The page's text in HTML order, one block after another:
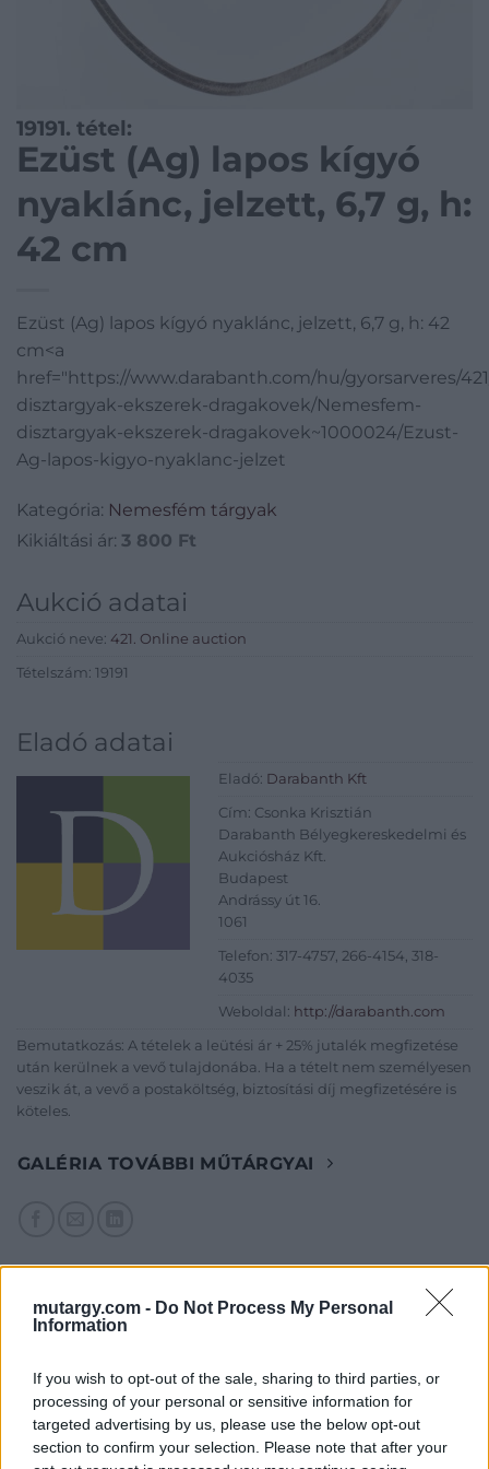
mutargy.com - Do Not Process My Personal
Information
If you wish to opt-out of the sale, sharing to third parties, or
processing of your personal or sensitive information for
targeted advertising by us, please use the below opt-out
section to confirm your selection. Please note that after your
19191. tétel:
Ezüst (Ag) lapos kígyó
nyaklánc, jelzett, 6,7 g, h:
42 cm
Ezüst (Ag) lapos kígyó nyaklánc, jelzett, 6,7 g, h: 42
cm<a
href="https://www.darabanth.com/hu/gyorsarveres/
disztargyak-ekszerek-dragakovek/Nemesfem-
disztargyak-ekszerek-dragakovek~1000024/Ezust-
Ag-lapos-kigyo-nyaklanc-jelzet
Kategória: Nemesfém tárgyak
Kikiáltási ár: 3 800 Ft
Aukció adatai
Aukció neve: 421. Online auction
Tételszám: 19191
Eladó adatai
Eladó: Darabanth Kft
Cím: Csonka Krisztián
Darabanth Bélyegkereskedelmi és
Aukciósház Kft.
Budapest
Andrássy út 16.
1061
Telefon: 317-4757, 266-4154, 318-
4035
Weboldal: http://darabanth.com
Bemutatkozás: A tételek a leütési ár + 25% jutalék megfizetése
után kerülnek a vevő tulajdonába. Ha a tételt nem személyesen
veszik át, a vevő a postaköltség, biztosítási díj megfizetésére is
köteles.
GALÉRIA TOVÁBBI MŰTÁRGYAI